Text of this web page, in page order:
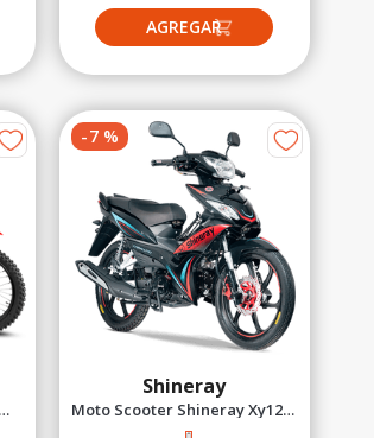
-7%
Shineray
Moto Scooter Shineray Xy125-
30A Negro 2027